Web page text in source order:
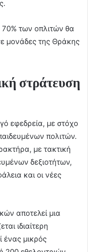
των οπλιτών θα
μονάδες της Θράκης
στράτευση
εφεδρεία, με στόχο
πολιτών.
με τακτική
δεξιοτήτων,
και οι νέες
αποτελεί μια
ιδιαίτερη
ένας μικρός